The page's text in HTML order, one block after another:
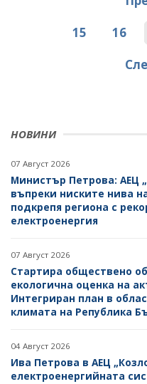
НОВИНИ
07 Август 2026
Министър Петрова: АЕЦ
въпреки ниските нива
подкрепя региона с
електроенергия
07 Август 2026
Стартира обществено
екологична оценка на
Интегриран план в
климата на Република
04 Август 2026
Ива Петрова в АЕЦ
електроенергийната
15
16